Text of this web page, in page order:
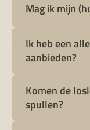
Mag ik mijn
Ik heb een
aanbieden?
Komen de
spullen?